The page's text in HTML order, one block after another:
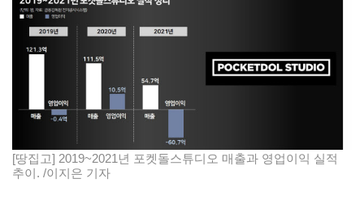
[땅집고] 2019~2021년 포켓돌스튜디오 매출과 영업이익 실적
추이. /이지은 기자